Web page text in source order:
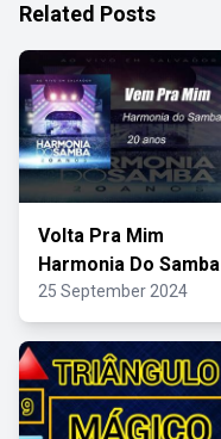
Related Posts
Volta Pra Mim
Harmonia Do Samba
25 September 2024